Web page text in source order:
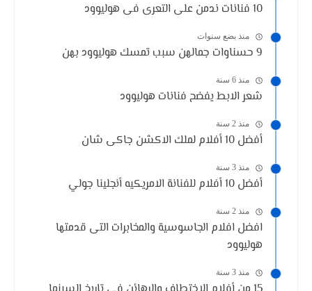
10 فنانات ندمن على التعرى فى هوليوود
منذ بضع سنوات
9 حسناوات جمالهن سبب تمسك هوليوود بهن
منذ 6 سنة
شعر الابط يفضح فنانات هوليوود
منذ 2 سنة
أفضل 10 أفلام لملك الاكشن جاكى شان
منذ 3 سنة
أفضل 10 أفلام للفنانة الامريكيه أنجلينا جولي
منذ 2 سنة
افضل افلام الجاسوسية والمخابرات التى قدمتها
هوليوود
منذ 3 سنة